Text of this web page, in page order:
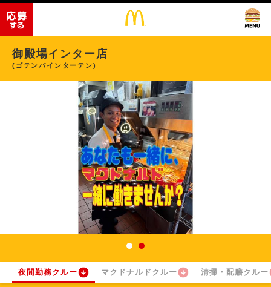
御殿場インター店
(ゴテンバインターテン)
夜間勤務クルー マクドナルドクルー 清掃・配膳クルー